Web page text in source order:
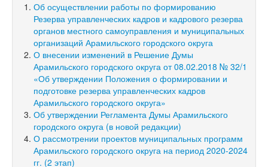
Об осуществлении работы по формированию
Резерва управленческих кадров и кадрового резерва
органов местного самоуправления и муниципальных
организаций Арамильского городского округа
О внесении изменений в Решение Думы
Арамильского городского округа от 08.02.2018 № 32/1
«Об утверждении Положения о формировании и
подготовке резерва управленческих кадров
Арамильского городского округа»
Об утверждении Регламента Думы Арамильского
городского округа (в новой редакции)
О рассмотрении проектов муниципальных программ
Арамильского городского округа на период 2020-2024
гг. (2 этап)